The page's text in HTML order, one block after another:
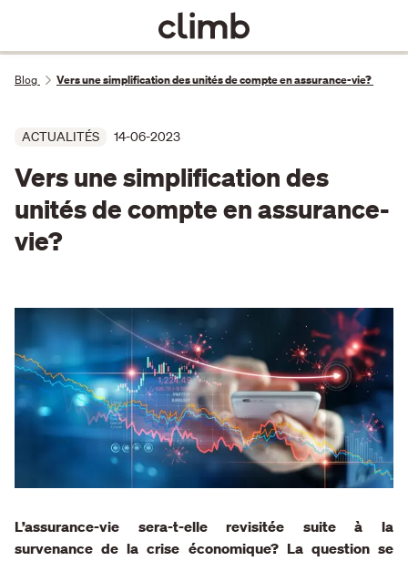
Blog Vers une simplification des unités de compte en assurance-vie?
ACTUALITÉS 14-06-2023
Vers une simplification des
unités de compte en assurance-
vie?
L’assurance-vie sera-t-elle revisitée suite à la
survenance de la crise économique? La question se